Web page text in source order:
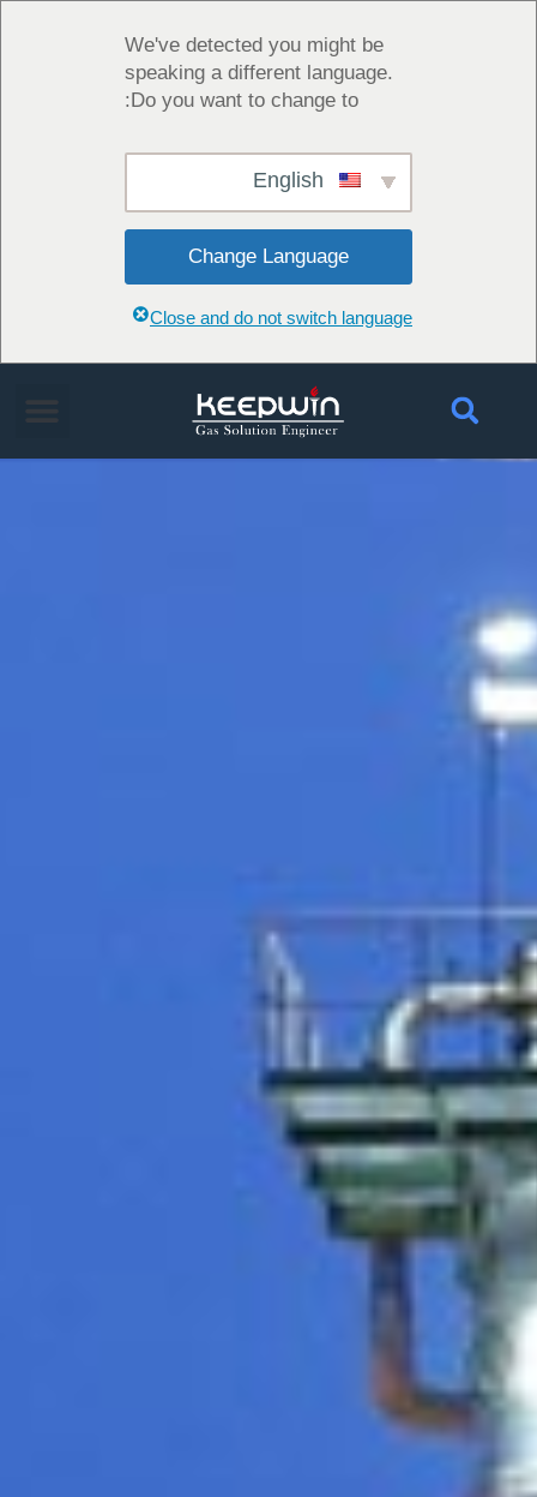
We've detected you might be
speaking a different language.
Do you want to change to:
Change Language
Close and do not switch language